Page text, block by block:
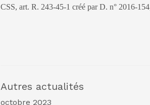
CSS, art. R. 243-45-1 créé par D. n° 2016-
Autres actualités
octobre 2023